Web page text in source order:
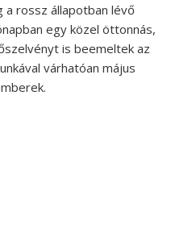
a rossz állapotban lévő
egy közel öttonnás,
is beemeltek az
várhatóan május